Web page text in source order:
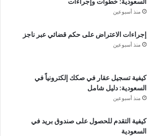
منذ أسبوعين
إجراءات الاعتراض على حكم قضائي عبر ناجز
منذ أسبوعين
كيفية تسجيل عقار في صكك إلكترونياً في
السعودية: دليل شامل
منذ أسبوعين
كيفية التقدم للحصول على صندوق بريد في
السعودية